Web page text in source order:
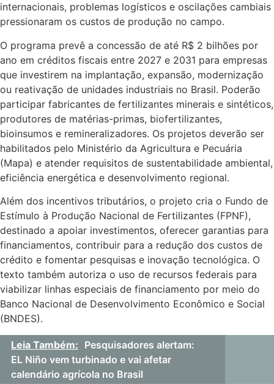
internacionais, problemas logísticos e oscilações cambiais
pressionaram os custos de produção no campo.
O programa prevê a concessão de até R$ 2 bilhões por
ano em créditos fiscais entre 2027 e 2031 para empresas
que investirem na implantação, expansão, modernização
ou reativação de unidades industriais no Brasil. Poderão
participar fabricantes de fertilizantes minerais e sintéticos,
produtores de matérias-primas, biofertilizantes,
bioinsumos e remineralizadores. Os projetos deverão ser
habilitados pelo Ministério da Agricultura e Pecuária
(Mapa) e atender requisitos de sustentabilidade ambiental,
eficiência energética e desenvolvimento regional.
Além dos incentivos tributários, o projeto cria o Fundo de
Estímulo à Produção Nacional de Fertilizantes (FPNF),
destinado a apoiar investimentos, oferecer garantias para
financiamentos, contribuir para a redução dos custos de
crédito e fomentar pesquisas e inovação tecnológica. O
texto também autoriza o uso de recursos federais para
viabilizar linhas especiais de financiamento por meio do
Banco Nacional de Desenvolvimento Econômico e Social
(BNDES).
Leia Também: Pesquisadores alertam:
EL Niño vem turbinado e vai afetar
calendário agrícola no Brasil